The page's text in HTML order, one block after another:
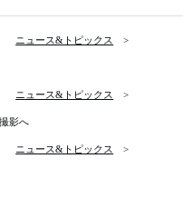
ニュース&トピックス
ニュース&トピックス
影へ
ニュース&トピックス